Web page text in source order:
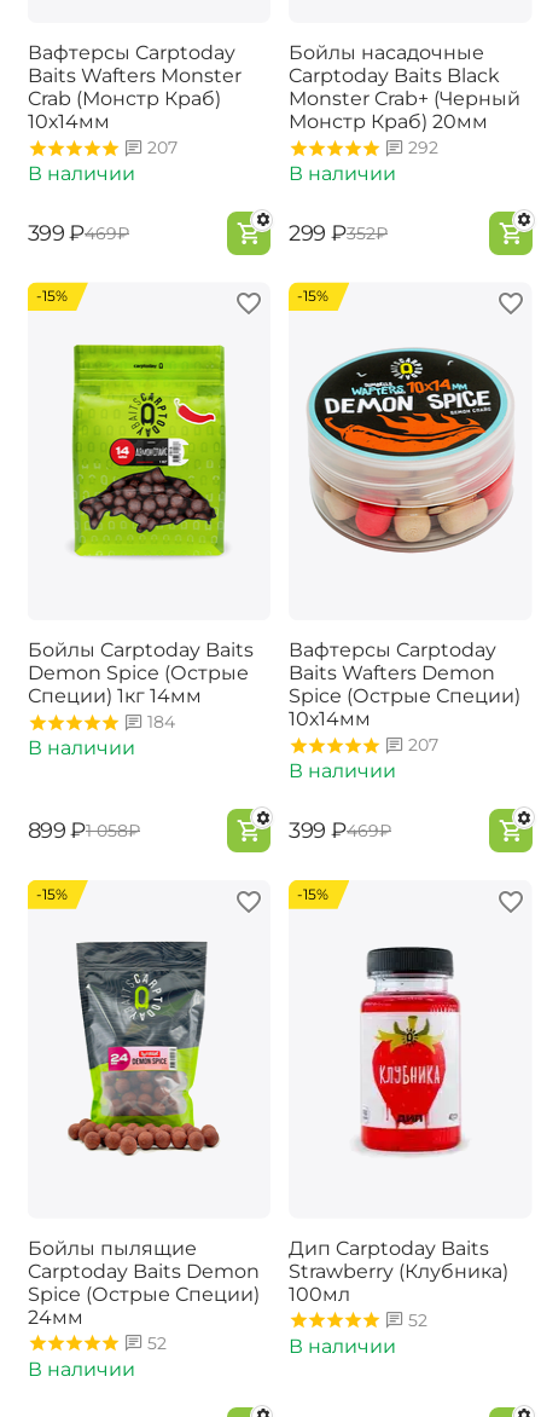
Вафтерсы Carptoday
Baits Wafters Monster
Crab (Монстр Краб)
10х14мм
207
В наличии
‍399‍ ₽‍469‍₽
Бойлы насадочные
Carptoday Baits Black
Monster Crab+ (Черный
Монстр Краб) 20мм
292
В наличии
‍299‍ ₽‍352‍₽
-15%
Бойлы Carptoday Baits
Demon Spice (Острые
Специи) 1кг 14мм
184
В наличии
‍899‍ ₽‍1 058‍₽
-15%
Вафтерсы Carptoday
Baits Wafters Demon
Spice (Острые Специи)
10х14мм
207
В наличии
‍399‍ ₽‍469‍₽
-15%
Бойлы пылящие
Carptoday Baits Demon
Spice (Острые Специи)
24мм
52
В наличии
-15%
Дип Carptoday Baits
Strawberry (Клубника)
100мл
52
В наличии